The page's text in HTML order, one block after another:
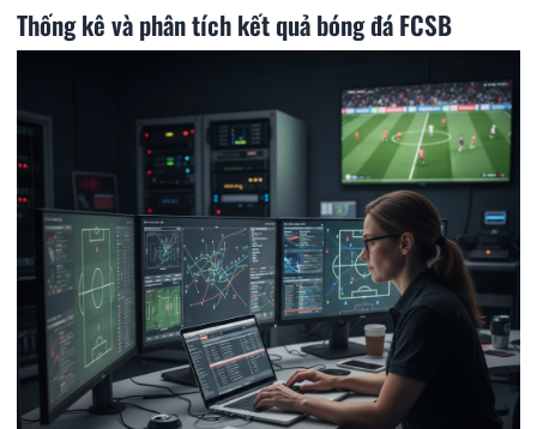
Thống kê và phân tích kết quả bóng đá FCSB